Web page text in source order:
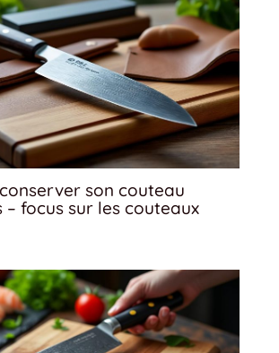
son couteau
focus sur les couteaux